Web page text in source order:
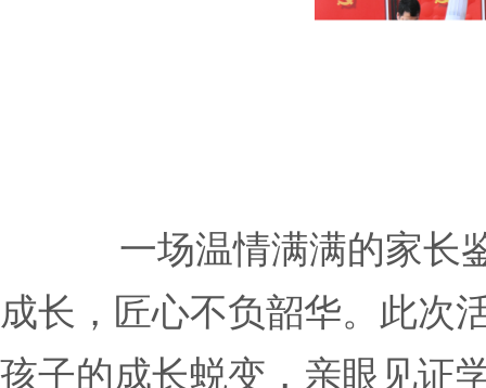
一场温情满满的家长
成长，匠心不负韶华。此次
孩子的成长蜕变，亲眼见证